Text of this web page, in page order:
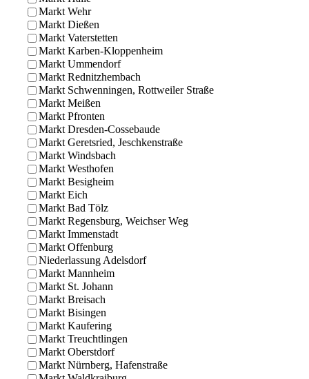
Markt Wehr
Markt Dießen
Markt Vaterstetten
Markt Karben-Kloppenheim
Markt Ummendorf
Markt Rednitzhembach
Markt Schwenningen, Rottweiler Straße
Markt Meißen
Markt Pfronten
Markt Dresden-Cossebaude
Markt Geretsried, Jeschkenstraße
Markt Windsbach
Markt Westhofen
Markt Besigheim
Markt Eich
Markt Bad Tölz
Markt Regensburg, Weichser Weg
Markt Immenstadt
Markt Offenburg
Niederlassung Adelsdorf
Markt Mannheim
Markt St. Johann
Markt Breisach
Markt Bisingen
Markt Kaufering
Markt Treuchtlingen
Markt Oberstdorf
Markt Nürnberg, Hafenstraße